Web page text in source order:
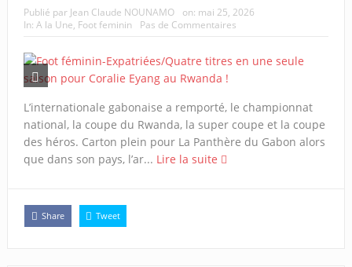
Publié par Jean Claude NOUNAMO on: mai 25, 2026
In: A la Une, Foot feminin Pas de Commentaires
L’internationale gabonaise a remporté, le championnat
national, la coupe du Rwanda, la super coupe et la coupe
des héros. Carton plein pour La Panthère du Gabon alors
que dans son pays, l’ar... Lire la suite
Share Tweet